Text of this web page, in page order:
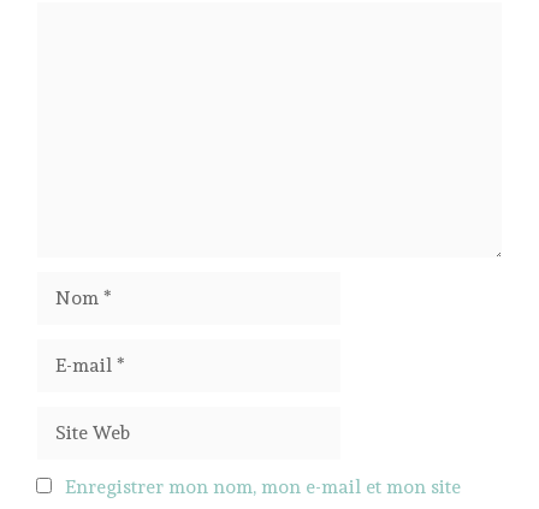
mail
Web
Enregistrer mon nom, mon e-mail et mon site